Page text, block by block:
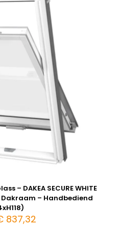
– DAKEA SECURE WHITE
– Handbediend
837,32